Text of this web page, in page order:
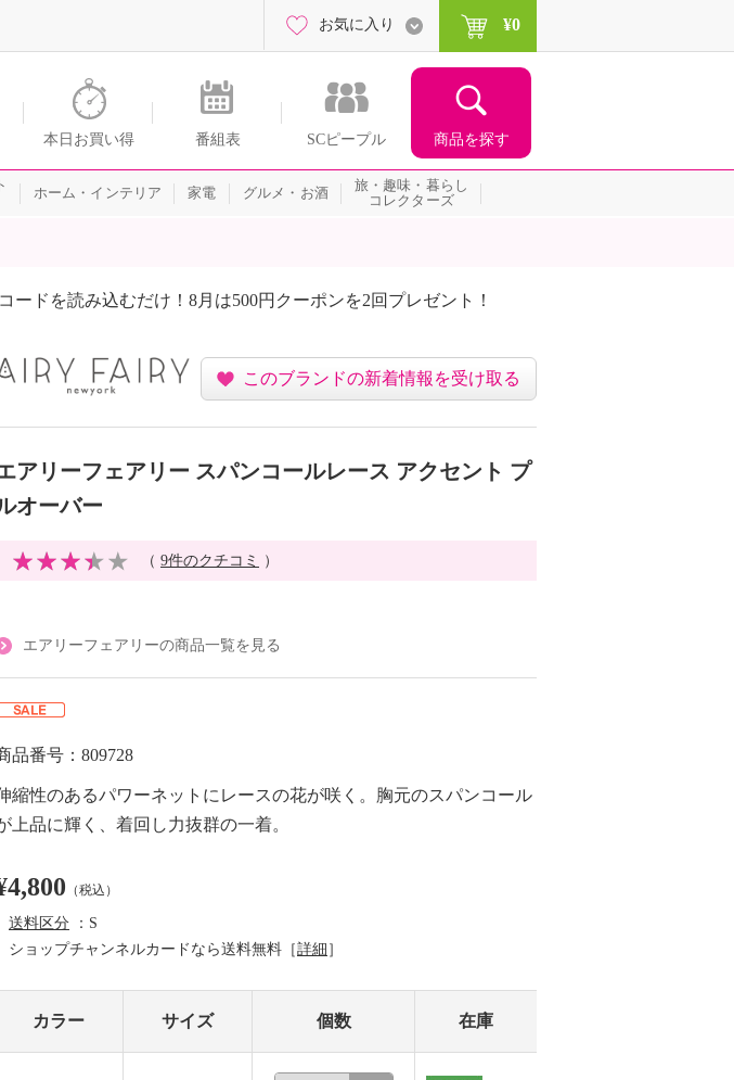
ル
本日お買い得 番組表 SCピープル 商品を探す
お気に入り ¥0
ホーム・インテリア 家電 グルメ・お酒
旅・趣味・暮らし
コレクターズ
ードを読み込むだけ！8月は500円クーポンを2回プレゼント！
このブランドの新着情報を受け取る
アリーフェアリー スパンコールレース アクセント プ
オーバー
（ 9件のクチコミ ）
エアリーフェアリーの商品一覧を見る
品番号：809728
縮性のあるパワーネットにレースの花が咲く。胸元のスパンコール
上品に輝く、着回し力抜群の一着。
（税込）
送料区分 ：S
ショップチャンネルカードなら送料無料［詳細 ］
カラー サイズ 個数 在庫